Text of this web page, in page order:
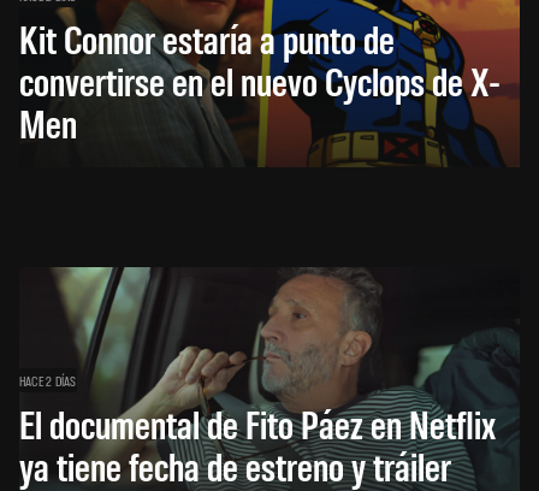
Kit Connor estaría a punto de
convertirse en el nuevo Cyclops de X-
Men
HACE 2 DÍAS
El documental de Fito Páez en Netflix
ya tiene fecha de estreno y tráiler